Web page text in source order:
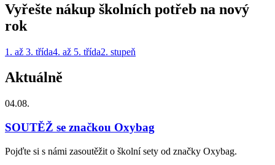
Vyřešte nákup školních potřeb na nový
rok
1. až 3. třída4. až 5. třída2. stupeň
Aktuálně
04.08.
SOUTĚŽ se značkou Oxybag
Pojďte si s námi zasoutěžit o školní sety od značky Oxybag.